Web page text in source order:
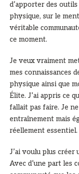
d’apporter des
physique, sur le
véritable
ce moment.
Je veux vraiment
mes connaissances
physique ainsi que
Élite. J’ai appris ce
fallait pas faire. Je
entraînement mais
réellement essentiel.
J’ai voulu plus créer
Avec d’une part les